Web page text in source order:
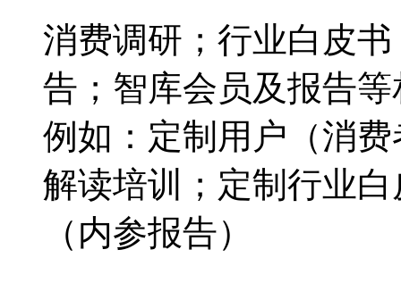
消费调研；行业白皮
告；智库会员及报告
例如：定制用户（消
解读培训；定制行业
（内参报告）